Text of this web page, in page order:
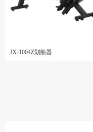
JX-1004Z划船器